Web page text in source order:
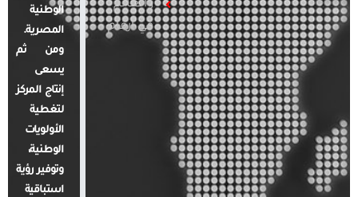
والعالم
في أرقام
الوطنية
المصرية.
ومن ثم
يسعى
إنتاج المركز
لتغطية
الأولويات
الوطنية،
وتوفير رؤية
استباقية